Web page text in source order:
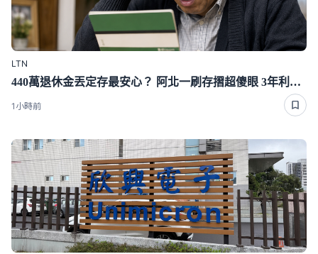
LTN
440萬退休金丟定存最安心？ 阿北一刷存摺超傻眼 3年利息僅1千多
1小時前